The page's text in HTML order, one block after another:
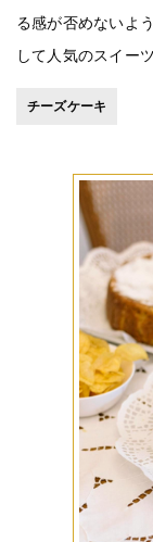
る感が否めないよ
して人気のスイーツ
チーズケーキ